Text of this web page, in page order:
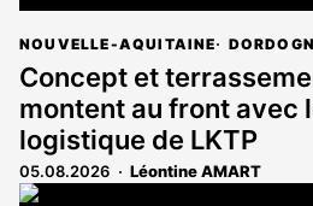
NOUVELLE-AQUITAINE
Concept et
montent au front avec
logistique de LKTP
05.08.2026 Léontine AMART